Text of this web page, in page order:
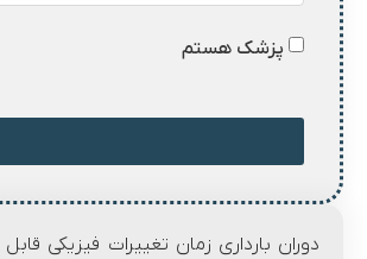
پزشک هستم
دوران بارداری زمان تغییرات فیزیکی